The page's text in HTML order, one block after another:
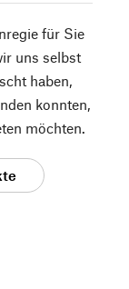
für Sie
uns selbst
haben,
konnten,
möchten.